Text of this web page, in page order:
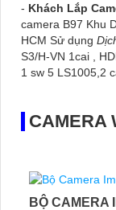
- Khách Lắp
camera B97 Khu
HCM Sử dụng
S3/H-VN 1cai ,
1 sw 5 LS1005,2
CAMERA
BỘ CAMERA